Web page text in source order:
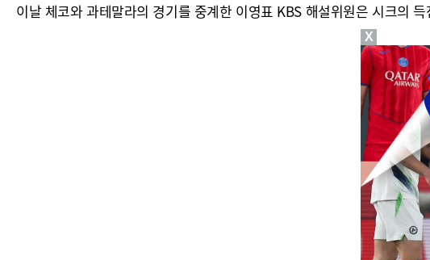
이날 체코와 과테말라의 경기를 중계한 이영표 KBS 해설위원은 시크의
X